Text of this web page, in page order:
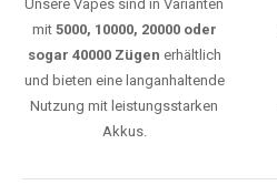
Unsere Vapes sind in Varianten
mit 5000, 10000, 20000 oder
sogar 40000 Zügen erhältlich
und bieten eine langanhaltende
Nutzung mit leistungsstarken
Akkus.